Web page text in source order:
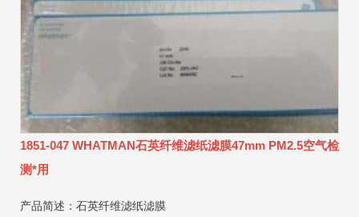
1851-047 WHATMAN石英纤维滤纸滤膜47mm PM2.5空气检
测*用
产品简述：石英纤维滤纸滤膜